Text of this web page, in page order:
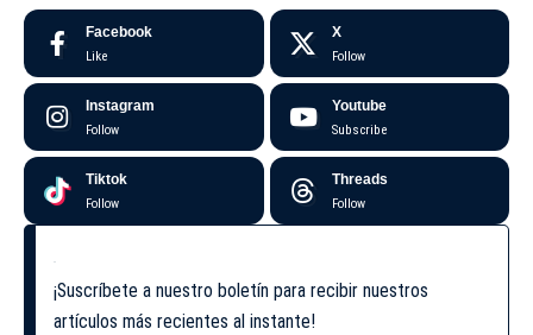
Facebook
Like
X
Follow
Instagram
Follow
Youtube
Subscribe
Tiktok
Follow
Threads
Follow
¡Suscríbete a nuestro boletín para recibir nuestros
artículos más recientes al instante!